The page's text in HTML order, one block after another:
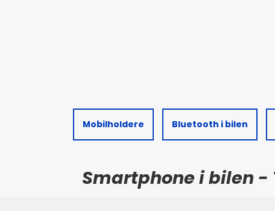
Mobilholdere Bluetooth i bilen
Smartphone i bilen